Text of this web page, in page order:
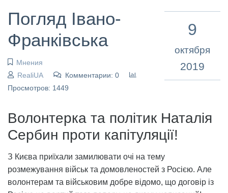
Погляд Івано-
Франківська
Мнения
RealiUA
Комментарии: 0
Просмотров: 1449
9
октября
2019
Волонтерка та політик Наталія
Сербин проти капітуляції!
З Києва приїхали замилювати очі на тему
розмежування військ та домовленостей з Росією. Але
волонтерам та військовим добре відомо, що договір із